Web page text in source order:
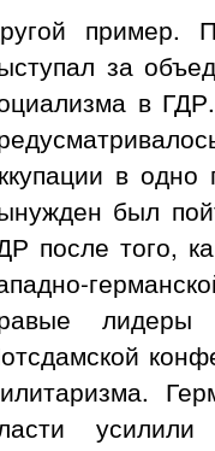
за
в
в одно
был
после того,
лидеры